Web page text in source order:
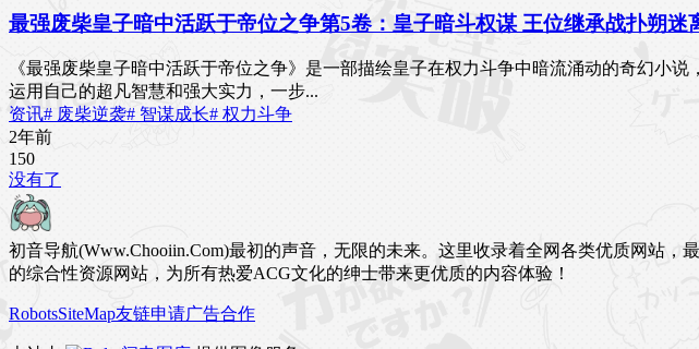
最强废柴皇子暗中活跃于帝位之争第5卷：皇子暗斗权谋 王位继承战扑朔迷
《最强废柴皇子暗中活跃于帝位之争》是一部描绘皇子在权力斗争中暗流涌动的奇幻小
运用自己的超凡智慧和强大实力，一步...
资讯# 废柴逆袭# 智谋成长# 权力斗争
2年前
150
没有了
初音导航(Www.Chooiin.Com)最初的声音，无限的未来。这里收录着全网各类优质网站
的综合性资源网站，为所有热爱ACG文化的绅士带来更优质的内容体验！
RobotsSiteMap友链申请广告合作